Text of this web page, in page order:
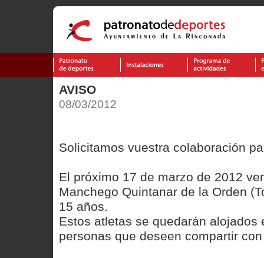
AVISO
08/03/2012
Solicitamos vuestra colaboración
El próximo 17 de marzo de 2012
Manchego Quintanar de la Orden
15 años.
Estos atletas se quedarán
personas que deseen compartir